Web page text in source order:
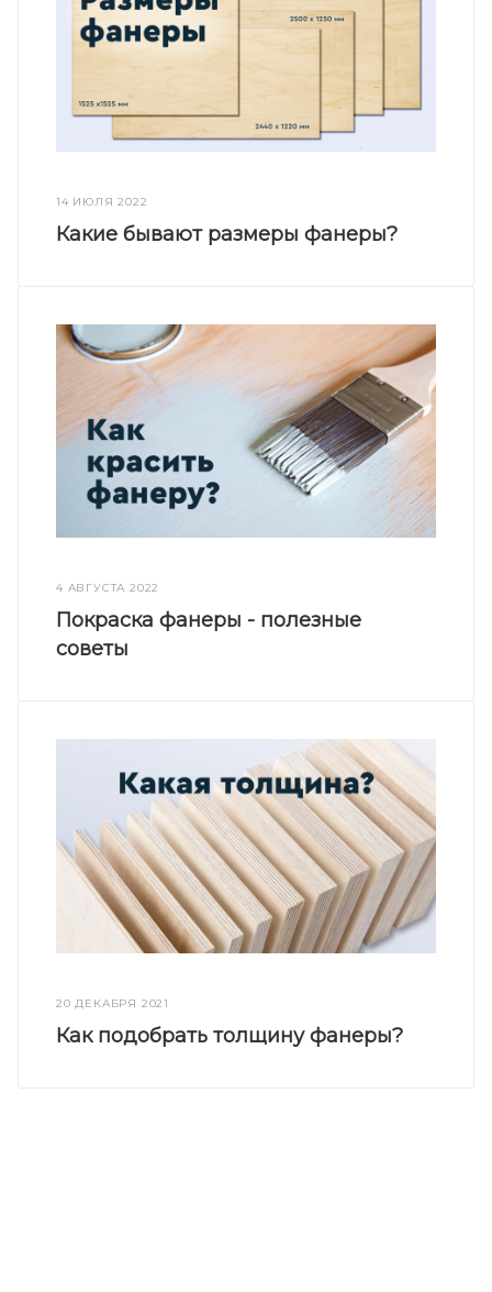
14 ИЮЛЯ 2022
Какие бывают размеры фанеры?
4 АВГУСТА 2022
Покраска фанеры - полезные
советы
20 ДЕКАБРЯ 2021
Как подобрать толщину фанеры?